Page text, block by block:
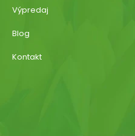
Výpredaj
Blog
Kontakt